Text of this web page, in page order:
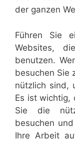
der ganzen
Führen Sie
Websites,
benutzen.
besuchen Sie
nützlich sind,
Es ist wichtig,
Sie die
besuchen
Ihre Arbeit